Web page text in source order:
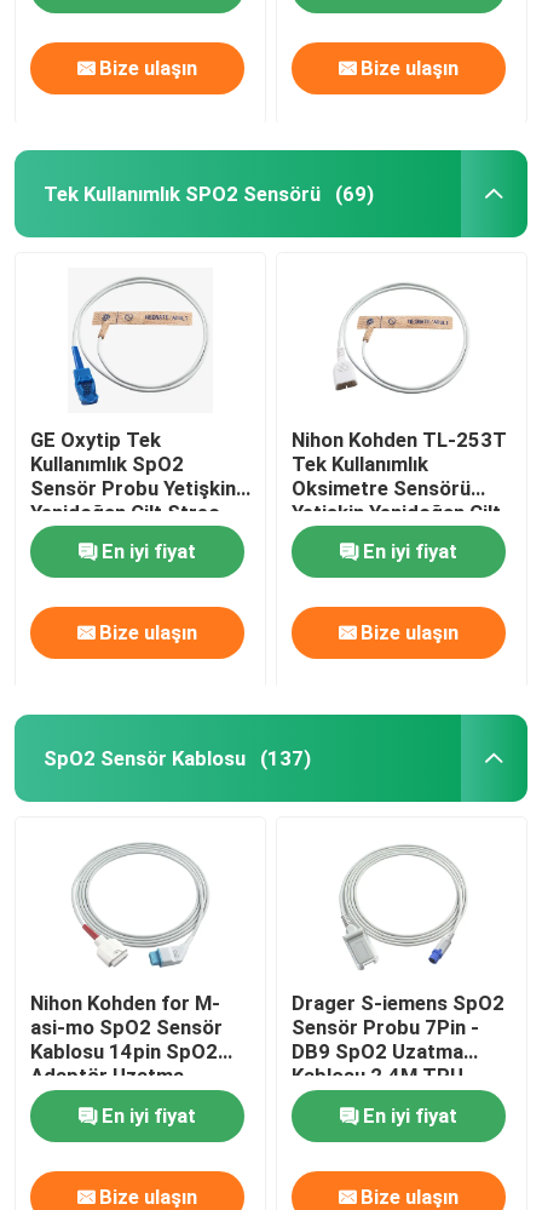
Bize ulaşın Bize ulaşın
Tek Kullanımlık SPO2 Sensörü (69)
GE Oxytip Tek
Kullanımlık SpO2
Sensör Probu Yetişkin
Yenidoğan Cilt Streç
Kumaş
En iyi fiyat
Bize ulaşın
Nihon Kohden TL-253T
Tek Kullanımlık
Oksimetre Sensörü
Yetişkin Yenidoğan Cilt
Streç Kumaş
En iyi fiyat
Bize ulaşın
SpO2 Sensör Kablosu (137)
Nihon Kohden for M-
asi-mo SpO2 Sensör
Kablosu 14pin SpO2
Adaptör Uzatma
Kablosu Hasta Kablosu
En iyi fiyat
Bize ulaşın
Drager S-iemens SpO2
Sensör Probu 7Pin -
DB9 SpO2 Uzatma
Kablosu 2.4M TPU
En iyi fiyat
Bize ulaşın